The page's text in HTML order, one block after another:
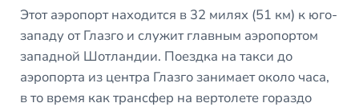
Этот аэропорт находится в 32 милях (51 км) к юго-
западу от Глазго и служит главным аэропортом
западной Шотландии. Поездка на такси до
аэропорта из центра Глазго занимает около часа,
в то время как трансфер на вертолете гораздо